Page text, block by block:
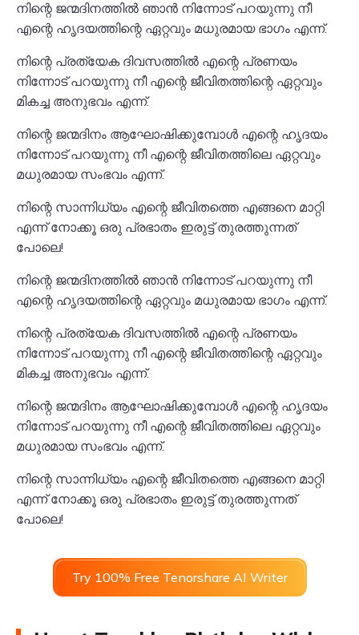
നിന്റെ ജന്മദിനത്തിൽ ഞാൻ നിന്നോട് പറയുന്നു നീ
എന്റെ ഹൃദയത്തിന്റെ ഏറ്റവും മധുരമായ ഭാഗം എന്ന്.
നിന്റെ പ്രത്യേക ദിവസത്തിൽ എന്റെ പ്രണയം
നിന്നോട് പറയുന്നു നീ എന്റെ ജീവിതത്തിന്റെ ഏറ്റവും
മികച്ച അനുഭവം എന്ന്.
നിന്റെ ജന്മദിനം ആഘോഷിക്കുമ്പോൾ എന്റെ ഹൃദയം
നിന്നോട് പറയുന്നു നീ എന്റെ ജീവിതത്തിലെ ഏറ്റവും
മധുരമായ സംഭവം എന്ന്.
നിന്റെ സാന്നിധ്യം എന്റെ ജീവിതത്തെ എങ്ങനെ മാറ്റി
എന്ന് നോക്കൂ ഒരു പ്രഭാതം ഇരുട്ട് തുരത്തുന്നത്
പോലെ!
നിന്റെ ജന്മദിനത്തിൽ ഞാൻ നിന്നോട് പറയുന്നു നീ
എന്റെ ഹൃദയത്തിന്റെ ഏറ്റവും മധുരമായ ഭാഗം എന്ന്.
നിന്റെ പ്രത്യേക ദിവസത്തിൽ എന്റെ പ്രണയം
നിന്നോട് പറയുന്നു നീ എന്റെ ജീവിതത്തിന്റെ ഏറ്റവും
മികച്ച അനുഭവം എന്ന്.
നിന്റെ ജന്മദിനം ആഘോഷിക്കുമ്പോൾ എന്റെ ഹൃദയം
നിന്നോട് പറയുന്നു നീ എന്റെ ജീവിതത്തിലെ ഏറ്റവും
മധുരമായ സംഭവം എന്ന്.
നിന്റെ സാന്നിധ്യം എന്റെ ജീവിതത്തെ എങ്ങനെ മാറ്റി
എന്ന് നോക്കൂ ഒരു പ്രഭാതം ഇരുട്ട് തുരത്തുന്നത്
പോലെ!
Try 100% Free Tenorshare AI Writer